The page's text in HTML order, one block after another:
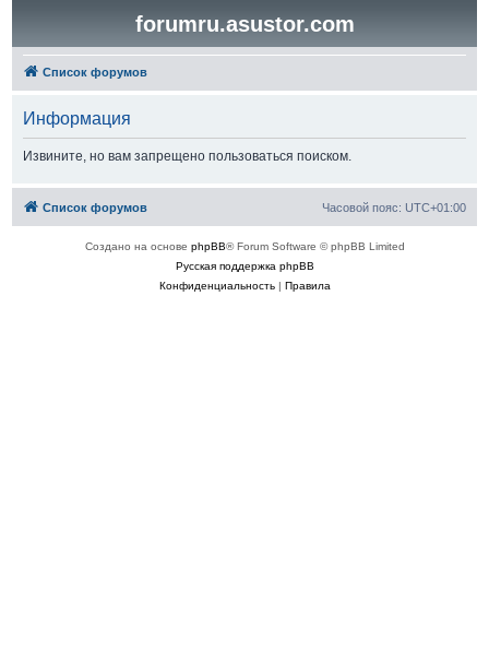
forumru.asustor.com
Список форумов
Информация
Извините, но вам запрещено пользоваться поиском.
Список форумов Часовой пояс: UTC+01:00
Создано на основе phpBB® Forum Software © phpBB Limited
Русская поддержка phpBB
Конфиденциальность| Правила